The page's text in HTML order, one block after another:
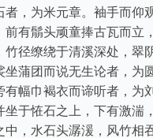
者，为米元章。袖手而仰
前有鬅头顽童捧古瓦而立
竹径缭绕于清溪深处，翠
坐蒲团而说无生论者，为
有幅巾褐衣而谛听者，为
坐于恠石之上，下有激湍
中，水石头潺湲，风竹相